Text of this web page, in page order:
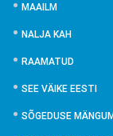
MAAILM
NALJA KAH
RAAMATUD
SEE VÄIKE EESTI
SÕGEDUSE